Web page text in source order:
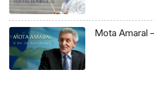
Mota Amaral